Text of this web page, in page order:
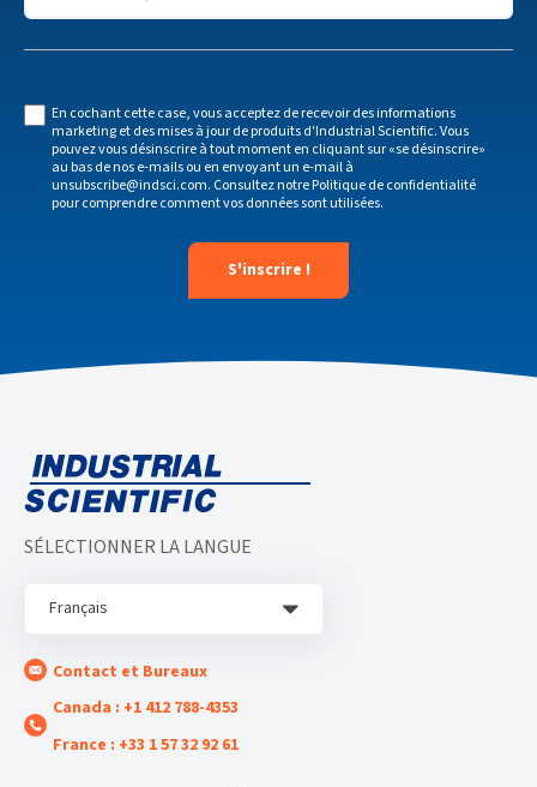
En cochant cette case, vous acceptez de recevoir des informations
marketing et des mises à jour de produits d'Industrial Scientific. Vous
pouvez vous désinscrire à tout moment en cliquant sur «se désinscrire»
au bas de nos e-mails ou en envoyant un e-mail à
unsubscribe@indsci.com. Consultez notrePolitique de confidentialité
pour comprendre comment vos données sont utilisées.
SÉLECTIONNER LA LANGUE
Français
Contact et Bureaux
Canada : +1 412 788-4353
France : +33 1 57 32 92 61